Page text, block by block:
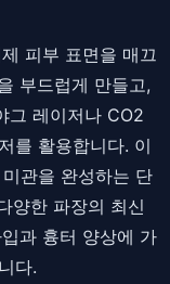
피부 표면을 매끄
부드럽게 만들고,
그 레이저나 CO2
를 활용합니다. 이
관을 완성하는 단
양한 파장의 최신
과 흉터 양상에 가
다.